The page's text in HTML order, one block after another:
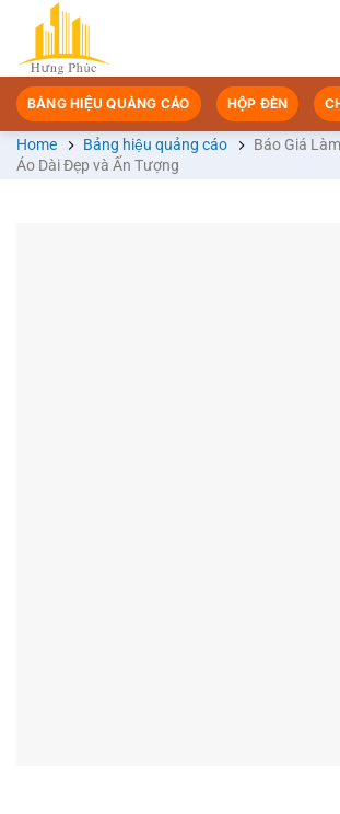
Chuyển
nội
dung
BẢNG HIỆU QUẢNG CÁO HỘP ĐÈN
Home Bảng hiệu quảng cáo
Báo Giá
Áo Dài Đẹp và Ấn Tượng